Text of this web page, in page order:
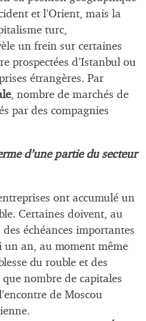
et l’Orient, mais la
turc,
un frein sur certaines
prospectées d’Istanbul ou
étrangères. Par
, nombre de marchés de
par des compagnies
d’une partie du secteur
ont accumulé un
Certaines doivent, au
échéances importantes
un an, au moment même
du rouble et des
nombre de capitales
de Moscou